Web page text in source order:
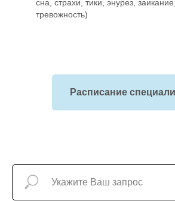
сна, страхи, тики, энурез,
тревожность)
Расписание